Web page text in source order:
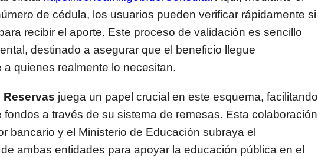
de cédula, los usuarios pueden verificar rápidamente si
recibir el aporte. Este proceso de validación es sencillo
destinado a asegurar que el beneficio llegue
a quienes realmente lo necesitan.
Reservas juega un papel crucial en este esquema, facilitando
fondos a través de su sistema de remesas. Esta colaboración
bancario y el Ministerio de Educación subraya el
ambas entidades para apoyar la educación pública en el